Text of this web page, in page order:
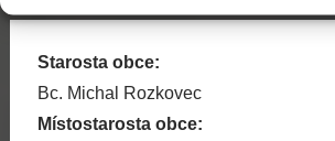
Starosta obce:
Bc. Michal Rozkovec
Místostarosta obce: